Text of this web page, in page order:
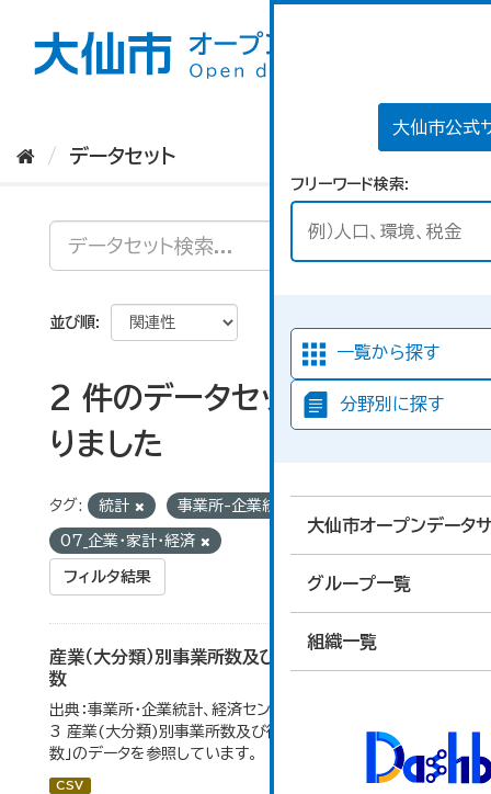
大仙市公式
フリーワード検索
一覧から探す
分野別に探す
大仙市オープンデータ
グループ一覧
組織一覧
データセット
並び順
2 件のデータセットが見つか
りました
タグ: 統計 事業所-企業統計
07_企業・家計・経済
フィルタ結果
産業（大分類）別事業所数及び従業の地位別従業者
数
出典：事業所・企業統計、経済センサス。 大仙市の統計「4-
3 産業(大分類)別事業所数及び従業上の地位別従業者
数」のデータを参照しています。
CSV